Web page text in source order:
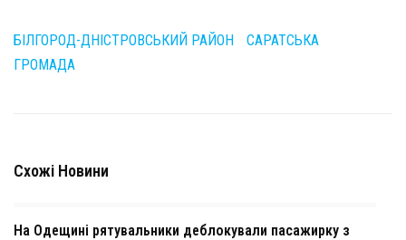
БІЛГОРОД-ДНІСТРОВСЬКИЙ РАЙОН
САРАТСЬКА
ГРОМАДА
Схожі Новини
На Одещині рятувальники деблокували пасажирку з